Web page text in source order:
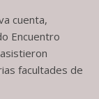
cuenta,
Encuentro
facultades de